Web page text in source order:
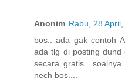
Anonim Rabu, 28
bos.. ada gak contoh
ada tlg di posting dund
secara gratis..
nech bos....